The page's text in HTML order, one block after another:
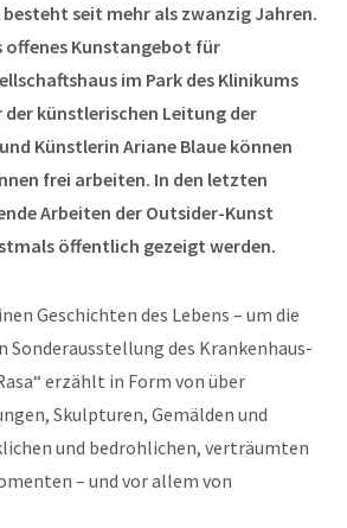
besteht seit mehr als zwanzig Jahren.
offenes Kunstangebot für
im Park des Klinikums
der künstlerischen Leitung der
Künstlerin Ariane Blaue können
frei arbeiten. In den letzten
Arbeiten der Outsider-Kunst
öffentlich gezeigt werden.
Geschichten des Lebens – um die
Sonderausstellung des Krankenhaus-
erzählt in Form von über
Skulpturen, Gemälden und
und bedrohlichen, verträumten
– und vor allem von